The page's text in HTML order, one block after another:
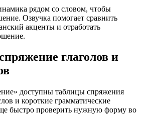
рядом со словом, чтобы
Озвучка помогает сравнить
акценты и отработать
глаголов и
доступны таблицы спряжения
и короткие грамматические
быстро проверить нужную форму во